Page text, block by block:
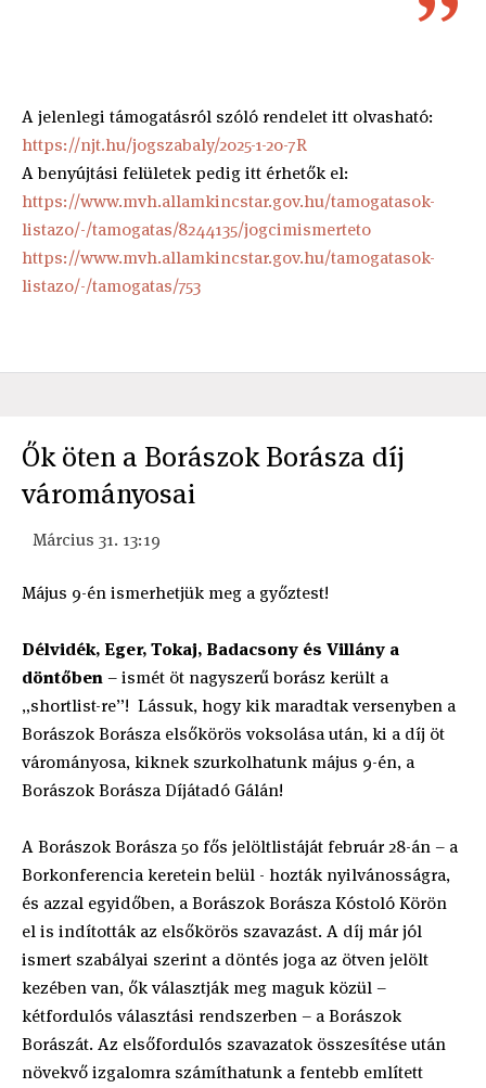
A jelenlegi támogatásról szóló rendelet itt olvasható:
https://njt.hu/jogszabaly/2025-1-20-7R
A benyújtási felületek pedig itt érhetők el:
https://www.mvh.allamkincstar.gov.hu/tamogatasok-
listazo/-/tamogatas/8244135/jogcimismerteto
https://www.mvh.allamkincstar.gov.hu/tamogatasok-
listazo/-/tamogatas/753
Ők öten a Borászok Borásza díj
várományosai
Március 31. 13:19
Május 9-én ismerhetjük meg a győztest!
Délvidék, Eger, Tokaj, Badacsony és Villány a
döntőben– ismét öt nagyszerű borász került a
„shortlist-re”! Lássuk, hogy kik maradtak versenyben a
Borászok Borásza elsőkörös voksolása után, ki a díj öt
várományosa, kiknek szurkolhatunk május 9-én, a
Borászok Borásza Díjátadó Gálán!
A Borászok Borásza 50 fős jelöltlistáját február 28-án – a
Borkonferencia keretein belül - hozták nyilvánosságra,
és azzal egyidőben, a Borászok Borásza Kóstoló Körön
el is indították az elsőkörös szavazást. A díj már jól
ismert szabályai szerint a döntés joga az ötven jelölt
kezében van, ők választják meg maguk közül –
kétfordulós választási rendszerben – a Borászok
Borászát. Az elsőfordulós szavazatok összesítése után
növekvő izgalomra számíthatunk a fentebb említett